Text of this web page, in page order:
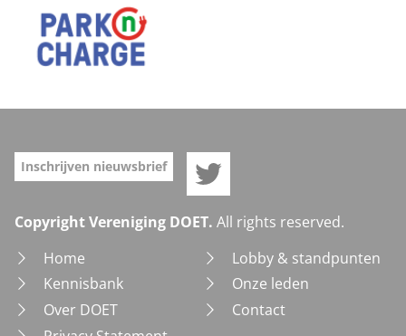
Inschrijven nieuwsbrief
Copyright Vereniging DOET. All rights reserved.
Home
Lobby & standpunten
Kennisbank
Onze leden
Over DOET
Contact